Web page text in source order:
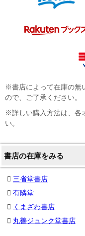
※書店によって在庫の無
ので、ご了承ください。
※詳しい購入方法は、各
い。
書店の在庫をみる
三省堂書店
有隣堂
くまざわ書店
丸善ジュンク堂書店